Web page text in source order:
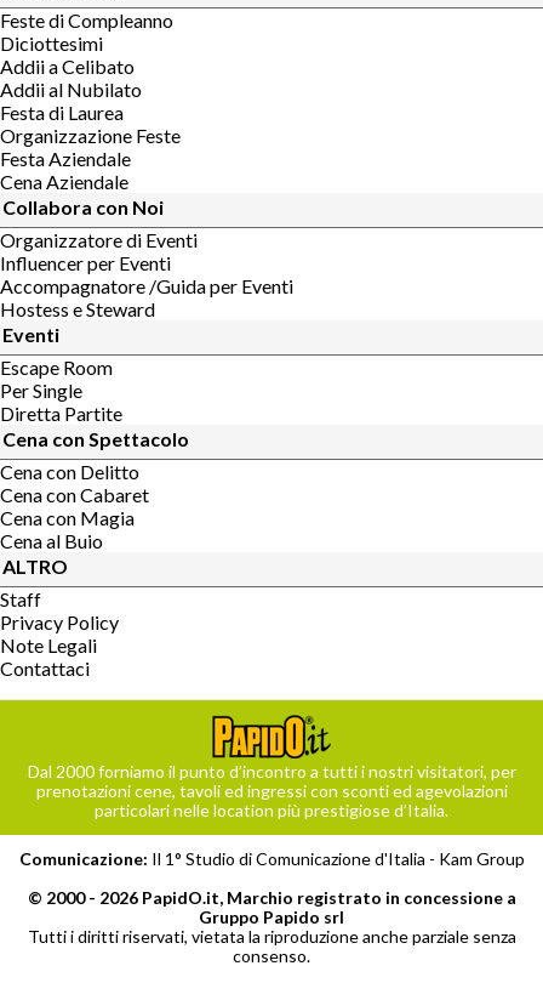
Feste di Compleanno
Diciottesimi
Addii a Celibato
Addii al Nubilato
Festa di Laurea
Organizzazione Feste
Festa Aziendale
Cena Aziendale
Collabora con Noi
Organizzatore di Eventi
Influencer per Eventi
Accompagnatore /Guida per Eventi
Hostess e Steward
Eventi
Escape Room
Per Single
Diretta Partite
Cena con Spettacolo
Cena con Delitto
Cena con Cabaret
Cena con Magia
Cena al Buio
ALTRO
Staff
Privacy Policy
Note Legali
Contattaci
Dal 2000 forniamo il punto d’incontro a tutti i nostri visitatori, per
prenotazioni cene, tavoli ed ingressi con sconti ed agevolazioni
particolari nelle location più prestigiose d’Italia.
Comunicazione: Il 1° Studio di Comunicazione d'Italia - Kam Group
© 2000 - 2026 PapidO.it, Marchio registrato in concessione a
Gruppo Papido srl
Tutti i diritti riservati, vietata la riproduzione anche parziale senza
consenso.